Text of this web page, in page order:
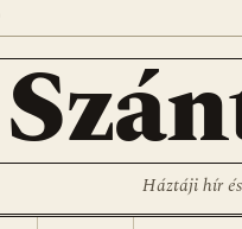
Háztáji hír